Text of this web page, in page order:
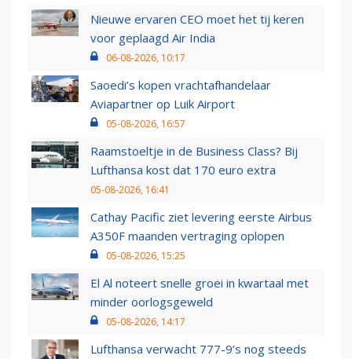
Nieuwe ervaren CEO moet het tij keren
voor geplaagd Air India
06-08-2026, 10:17
Saoedi’s kopen vrachtafhandelaar
Aviapartner op Luik Airport
05-08-2026, 16:57
Raamstoeltje in de Business Class? Bij
Lufthansa kost dat 170 euro extra
05-08-2026, 16:41
Cathay Pacific ziet levering eerste Airbus
A350F maanden vertraging oplopen
05-08-2026, 15:25
El Al noteert snelle groei in kwartaal met
minder oorlogsgeweld
05-08-2026, 14:17
Lufthansa verwacht 777-9’s nog steeds